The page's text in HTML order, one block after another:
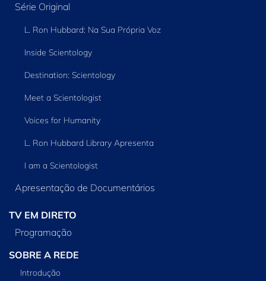
Série Original
L. Ron Hubbard: Na Sua Própria Voz
Inside Scientology
Destination: Scientology
Meet a Scientologist
Voices for Humanity
L. Ron Hubbard Library Apresenta
I am a Scientologist
Apresentação de Documentários
TV EM DIRETO
Programação
SOBRE A REDE
Introdução